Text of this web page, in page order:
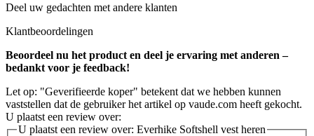
Deel uw gedachten met andere klanten
Klantbeoordelingen
Beoordeel nu het product en deel je ervaring met anderen –
bedankt voor je feedback!
Let op: "Geverifieerde koper" betekent dat we hebben kunnen
vaststellen dat de gebruiker het artikel op vaude.com heeft gekocht.
U plaatst een review over:
U plaatst een review over: Everhike Softshell vest heren